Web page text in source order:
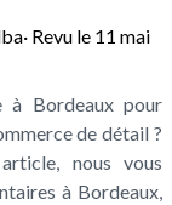
· Revu le 11 mai
à Bordeaux pour
de détail ?
nous vous
à Bordeaux,